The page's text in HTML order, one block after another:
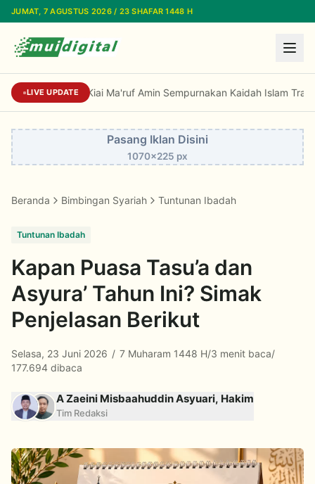
Lewati ke konten utama
JUMAT, 7 AGUSTUS 2026 / 23 SHAFAR 1448 H
LIVE UPDATE
Prof Niam: Kiai Ma'ruf Amin Sempurnakan Kaidah Islam
Pasang Iklan Disini
1070x225 px
Beranda Bimbingan Syariah Tuntunan Ibadah
Tuntunan Ibadah
Kapan Puasa Tasu’a dan
Asyura’ Tahun Ini? Simak
Penjelasan Berikut
Selasa, 23 Juni 2026 / 7 Muharam 1448 H/3 menit baca/
177.694 dibaca
A Zaeini Misbaahuddin Asyuari, Hakim
Tim Redaksi